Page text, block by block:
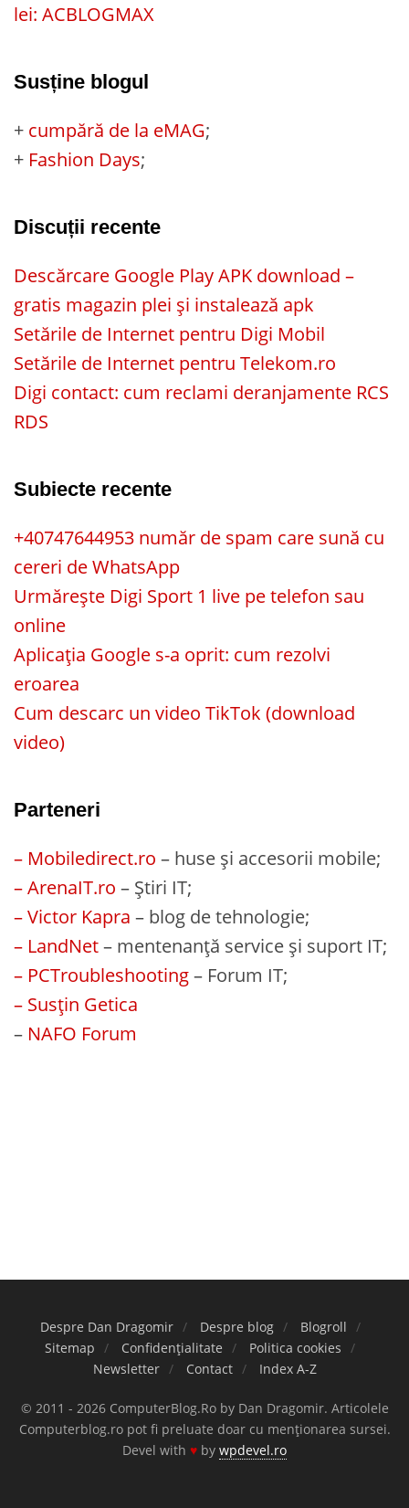
lei: ACBLOGMAX
Susține blogul
+ cumpără de la eMAG;
+ Fashion Days;
Discuții recente
Descărcare Google Play APK download –
gratis magazin plei și instalează apk
Setările de Internet pentru Digi Mobil
Setările de Internet pentru Telekom.ro
Digi contact: cum reclami deranjamente RCS
RDS
Subiecte recente
+40747644953 număr de spam care sună cu
cereri de WhatsApp
Urmărește Digi Sport 1 live pe telefon sau
online
Aplicația Google s-a oprit: cum rezolvi
eroarea
Cum descarc un video TikTok (download
video)
Parteneri
– Mobiledirect.ro – huse și accesorii mobile;
– ArenaIT.ro – Știri IT;
– Victor Kapra – blog de tehnologie;
– LandNet– mentenanță service și suport IT;
– PCTroubleshooting– Forum IT;
– Susțin Getica
– NAFO Forum
Despre Dan Dragomir Despre blog
Blogroll
Sitemap
Confidențialitate
Politica cookies
Newsletter
Contact Index A-Z
© 2011 - 2026 ComputerBlog.Ro by Dan Dragomir. Articolele
Computerblog.ro pot fi preluate doar cu menționarea sursei.
Devel with ♥ by wpdevel.ro